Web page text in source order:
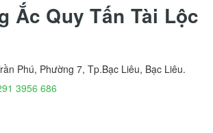
Ắc Quy Tấn Tài Lộc
Phú, Phường 7, Tp.Bạc Liêu, Bạc Liêu.
3956 686